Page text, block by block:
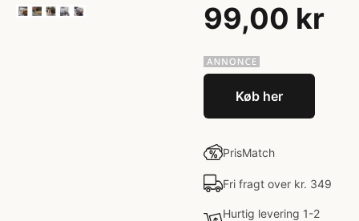
99,00 kr
Køb her
PrisMatch
Fri fragt over kr. 349
Hurtig levering 1-2